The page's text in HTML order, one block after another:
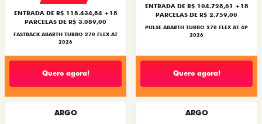
ENTRADA DE R$ 118.434,84 +18
PARCELAS DE R$ 3.089,00
FASTBACK ABARTH TURBO 270 FLEX AT
2026
Quero agora!
ENTRADA DE R$ 104.728,61 +18
PARCELAS DE R$ 2.759,00
PULSE ABARTH TURBO 270 FLEX AT 4P
2026
Quero agora!
ARGO ARGO